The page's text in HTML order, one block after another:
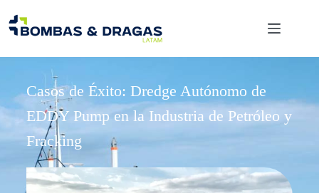
Casos de Éxito: Dredge Autónomo de
EDDY Pump en la Industria de Petróleo y
Fracking